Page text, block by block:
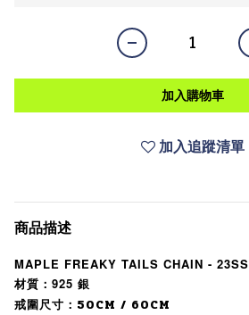
加入購物車
加入追蹤清單
商品描述
MAPLE FREAKY TAILS CHAIN - 23SS
材質：925 銀
戒圍尺寸：50CM / 60CM